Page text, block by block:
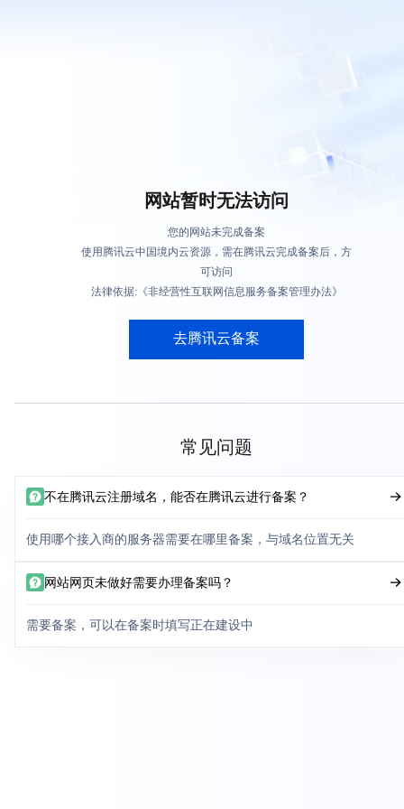
网站暂时无法访问
您的网站未完成备案
使用腾讯云中国境内云资源，需在腾讯云完成备案后，方
可访问
法律依据:《非经营性互联网信息服务备案管理办法》
去腾讯云备案
常见问题
不在腾讯云注册域名，能否在腾讯云进行备案？
使用哪个接入商的服务器需要在哪里备案，与域名位置无关
网站网页未做好需要办理备案吗？
需要备案，可以在备案时填写正在建设中